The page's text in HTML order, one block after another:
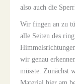
also auch die
Wir fingen an zu
alle Seiten des
wir genau
müsste. Zunächst